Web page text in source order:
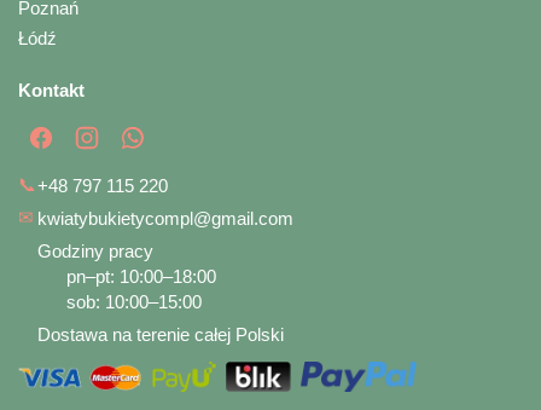
Poznań
Łódź
Kontakt
📞+48 797 115 220
✉ kwiatybukietycompl@gmail.com
Godziny pracy
pn–pt: 10:00–18:00
sob: 10:00–15:00
Dostawa na terenie całej Polski